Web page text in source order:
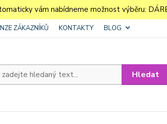
vám nabídneme možnost výběru:
ZÁKAZNÍKŮ KONTAKTY BLOG
Hledat